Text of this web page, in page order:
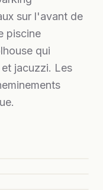
sur l'avant de
piscine
qui
jacuzzi. Les